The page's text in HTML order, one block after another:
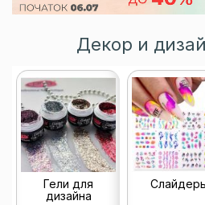
Декор и
Гели для
дизайна